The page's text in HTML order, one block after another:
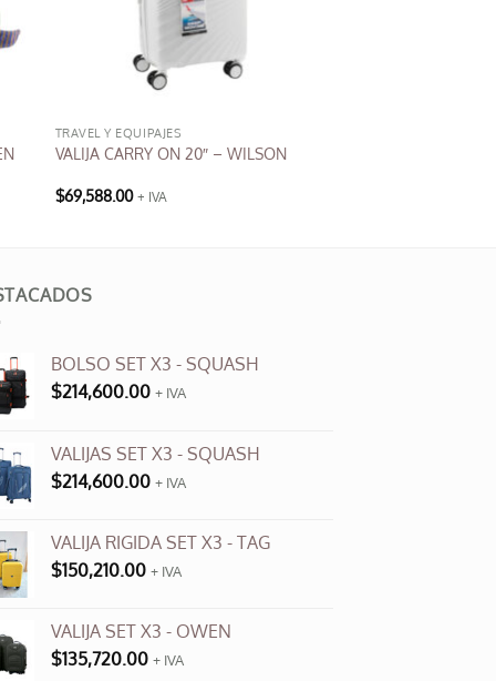
TRAVEL Y EQUIPAJES
VALIJA CARRY ON 20″ – WILSON
$69,588.00 + IVA
BOLSO SET X3 - SQUASH
$214,600.00 + IVA
VALIJAS SET X3 - SQUASH
$214,600.00 + IVA
VALIJA RIGIDA SET X3 - TAG
$150,210.00 + IVA
VALIJA SET X3 - OWEN
$135,720.00 + IVA